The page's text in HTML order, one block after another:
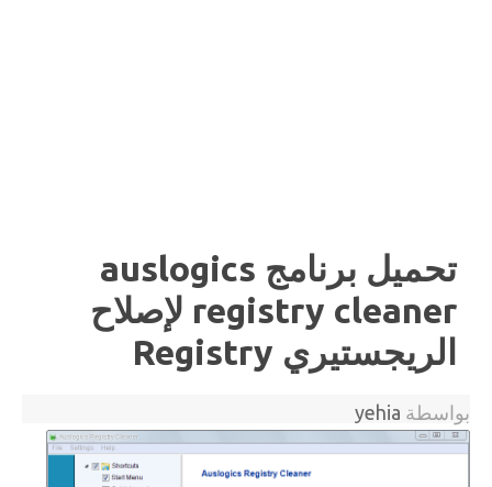
تحميل برنامج auslogics
registry cleaner لإصلاح
الريجستيري Registry
بواسطة yehia